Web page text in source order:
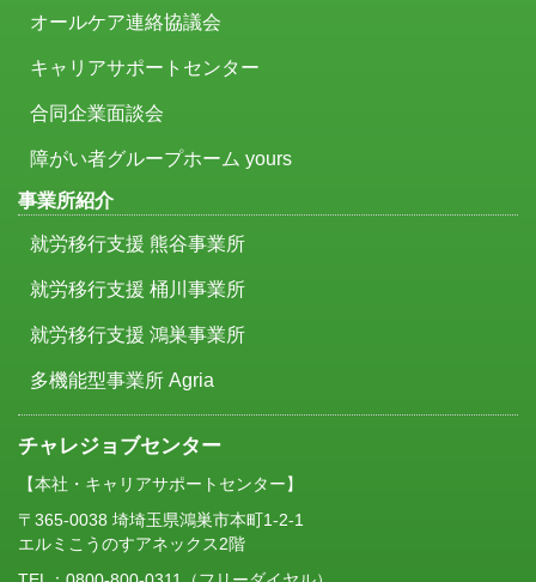
オールケア連絡協議会
キャリアサポートセンター
合同企業面談会
障がい者グループホーム yours
事業所紹介
就労移行支援 熊谷事業所
就労移行支援 桶川事業所
就労移行支援 鴻巣事業所
多機能型事業所 Agria
チャレジョブセンター
【本社・キャリアサポートセンター】
〒365-0038 埼埼玉県鴻巣市本町1-2-1
エルミこうのすアネックス2階